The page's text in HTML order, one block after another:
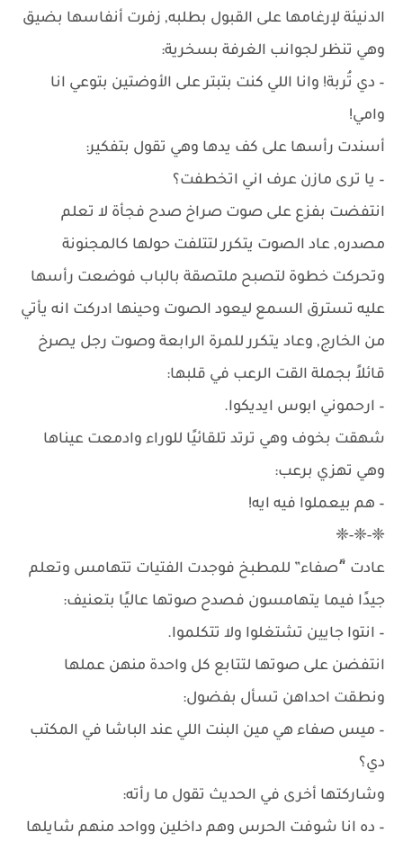
الدنيئة لإرغامها على القبول بطلبه, زفرت أنفاسها بضيق
وهي تنظر لجوانب الغرفة بسخرية:
– دي تُربة! وانا اللي كنت بتبتر على الأوضتين بتوعي انا
وامي!
أسندت رأسها على كف يدها وهي تقول بتفكير:
– يا ترى مازن عرف اني اتخطفت؟
انتفضت بفزع على صوت صراخ صدح فجأة لا تعلم
مصدره, عاد الصوت يتكرر لتتلفت حولها كالمجنونة
وتحركت خطوة لتصبح ملتصقة بالباب فوضعت رأسها
عليه تسترق السمع ليعود الصوت وحينها ادركت انه يأتي
من الخارج, وعاد يتكرر للمرة الرابعة وصوت رجل يصرخ
قائلاً بجملة القت الرعب في قلبها:
– ارحموني ابوس ايديكوا.
شهقت بخوف وهي ترتد تلقائيًا للوراء وادمعت عيناها
وهي تهزي برعب:
– هم بيعملوا فيه ايه!
❈-❈-❈
عادت “ًصفاء” للمطبخ فوجدت الفتيات تتهامس وتعلم
جيدًا فيما يتهامسون فصدح صوتها عاليًا بتعنيف:
– انتوا جايين تشتغلوا ولا تتكلموا.
انتفضن على صوتها لتتابع كل واحدة منهن عملها
ونطقت احداهن تسأل بفضول:
– ميس صفاء هي مين البنت اللي عند الباشا في المكتب
دي؟
وشاركتها أخرى في الحديث تقول ما رأته:
– ده انا شوفت الحرس وهم داخلين وواحد منهم شايلها